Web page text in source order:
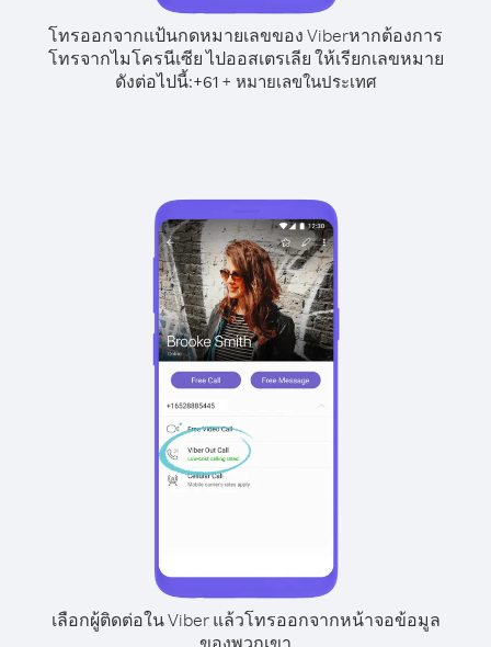
โทรออกจากแป้นกดหมายเลขของ Viberหากต้องการ
โทรจากไมโครนีเซีย ไปออสเตรเลีย ให้เรียกเลขหมาย
ดังต่อไปนี้:+61+ หมายเลขในประเทศ
เลือกผู้ติดต่อใน Viber แล้วโทรออกจากหน้าจอข้อมูล
ของพวกเขา